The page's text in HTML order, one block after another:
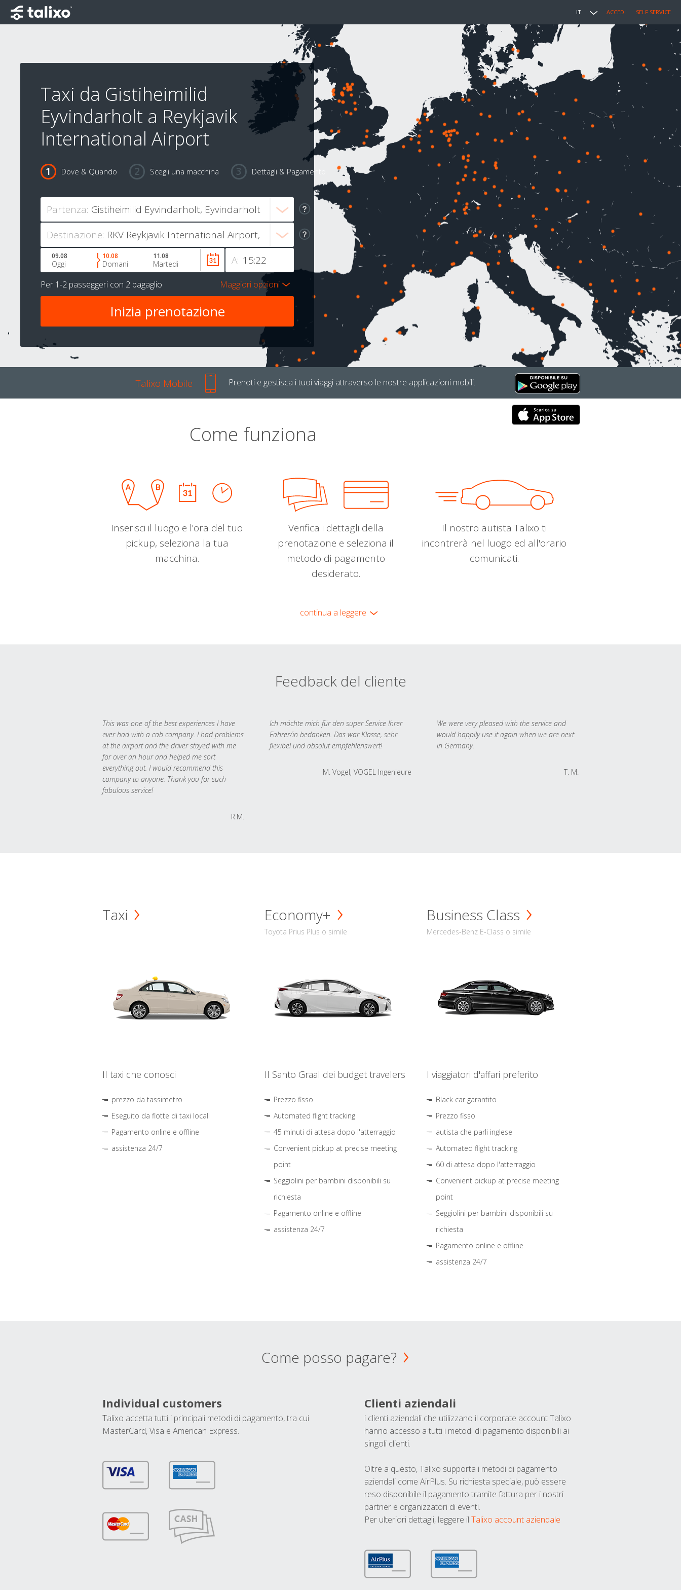
IT ACCEDI SELF SERVICE
Taxi da Gistiheimilid
Eyvindarholt a Reykjavik
International Airport
Dove & Quando Scegli una macchina Dettagli & Pagamento
Partenza:
Destinazione:
A:
09.08
Oggi
10.08
Domani
11.08
Martedì
Per 1-2 passeggeri con 2 bagaglio Maggiori opzioni
Talixo Mobile Prenoti e gestisca i tuoi viaggi attraverso le nostre applicazioni mobili.
Come funziona
Inserisci il luogo e l'ora del tuo
pickup, seleziona la tua
macchina.
Verifica i dettagli della
prenotazione e seleziona il
metodo di pagamento
desiderato.
Il nostro autista Talixo ti
incontrerà nel luogo ed all'orario
comunicati.
continua a leggere
Feedback del cliente
This was one of the best experiences I have
ever had with a cab company. I had problems
at the airport and the driver stayed with me
for over an hour and helped me sort
everything out. I would recommend this
company to anyone. Thank you for such
fabulous service!
R.M.
Ich möchte mich für den super Service Ihrer
Fahrer/in bedanken. Das war Klasse, sehr
flexibel und absolut empfehlenswert!
M. Vogel, VOGEL Ingenieure
We were very pleased with the service and
would happily use it again when we are next
in Germany.
T. M.
Taxi
Il taxi che conosci
prezzo da tassimetro
Eseguito da flotte di taxi locali
Pagamento online e offline
assistenza 24/7
Economy+
Toyota Prius Plus o simile
Il Santo Graal dei budget travelers
Prezzo fisso
Automated flight tracking
45 minuti di attesa dopo l'atterraggio
Convenient pickup at precise meeting
point
Seggiolini per bambini disponibili su
richiesta
Pagamento online e offline
assistenza 24/7
Business Class
Mercedes-Benz E-Class o simile
I viaggiatori d'affari preferito
Black car garantito
Prezzo fisso
autista che parli inglese
Automated flight tracking
60 di attesa dopo l'atterraggio
Convenient pickup at precise meeting
point
Seggiolini per bambini disponibili su
richiesta
Pagamento online e offline
assistenza 24/7
Come posso pagare?
Individual customers
Talixo accetta tutti i principali metodi di pagamento, tra cui
MasterCard, Visa e American Express.
Clienti aziendali
i clienti aziendali che utilizzano il corporate account Talixo
hanno accesso a tutti i metodi di pagamento disponibili ai
singoli clienti.
Oltre a questo, Talixo supporta i metodi di pagamento
aziendali come AirPlus. Su richiesta speciale, può essere
reso disponibile il pagamento tramite fattura per i nostri
partner e organizzatori di eventi.
Per ulteriori dettagli, leggere il Talixo account aziendale